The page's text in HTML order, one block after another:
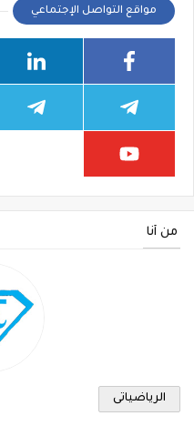
مواقع التواصل الإجتماعي
من أنا
الرياضياتى